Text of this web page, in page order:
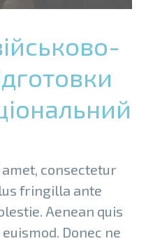
consectetur
fringilla ante
Aenean quis
Donec ne